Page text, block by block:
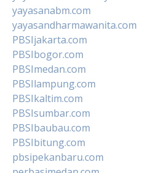
yayasanabm.com
yayasandharmawanita.com
PBSIjakarta.com
PBSIbogor.com
PBSImedan.com
PBSIlampung.com
PBSIkaltim.com
PBSIsumbar.com
PBSIbaubau.com
PBSIbitung.com
pbsipekanbaru.com